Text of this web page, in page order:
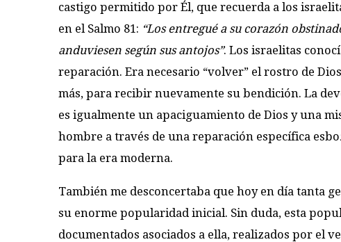
castigo permitido por Él, que recuerda a los
en el Salmo 81: “Los entregué a su corazón
anduviesen según sus antojos”. Los israelitas
reparación. Era necesario “volver” el rostro de
más, para recibir nuevamente su bendición. La
es igualmente un apaciguamiento de Dios y una
hombre a través de una reparación específica
para la era moderna.
También me desconcertaba que hoy en día tanta
su enorme popularidad inicial. Sin duda, esta
documentados asociados a ella, realizados por el